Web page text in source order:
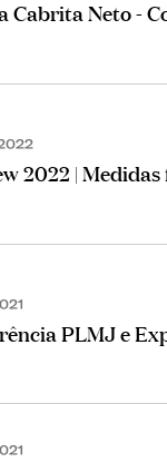
Cabrita Neto -
2022 | Medidas
PLMJ e